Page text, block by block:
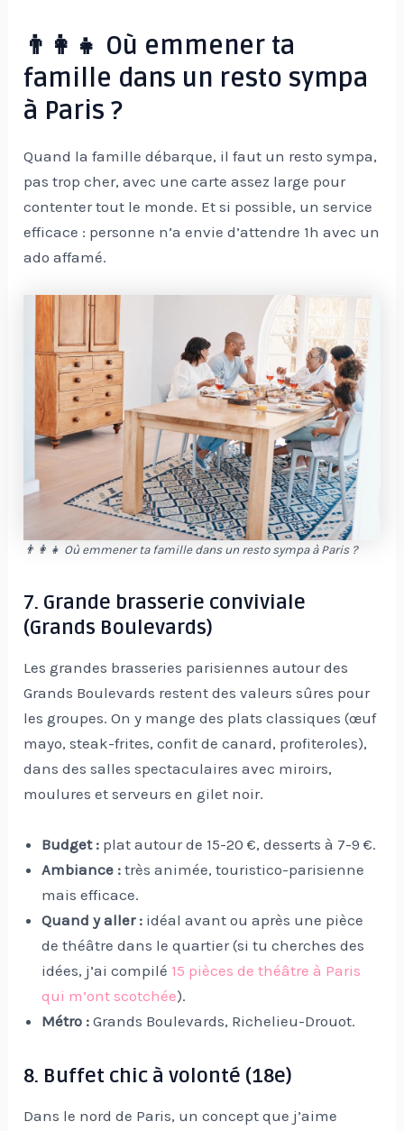
👨‍👩‍👧 Où emmener ta
famille dans un resto sympa
à Paris ?
Quand la famille débarque, il faut un resto sympa,
pas trop cher, avec une carte assez large pour
contenter tout le monde. Et si possible, un service
efficace : personne n’a envie d’attendre 1h avec un
ado affamé.
👨‍👩‍👧 Où emmener ta famille dans un resto sympa à Paris ?
7. Grande brasserie conviviale
(Grands Boulevards)
Les grandes brasseries parisiennes autour des
Grands Boulevards restent des valeurs sûres pour
les groupes. On y mange des plats classiques (œuf
mayo, steak-frites, confit de canard, profiteroles),
dans des salles spectaculaires avec miroirs,
moulures et serveurs en gilet noir.
Budget : plat autour de 15-20 €, desserts à 7-9 €.
Ambiance : très animée, touristico-parisienne
mais efficace.
Quand y aller : idéal avant ou après une pièce
de théâtre dans le quartier (si tu cherches des
idées, j’ai compilé 15 pièces de théâtre à Paris
qui m’ont scotchée).
Métro : Grands Boulevards, Richelieu-Drouot.
8. Buffet chic à volonté (18e)
Dans le nord de Paris, un concept que j’aime